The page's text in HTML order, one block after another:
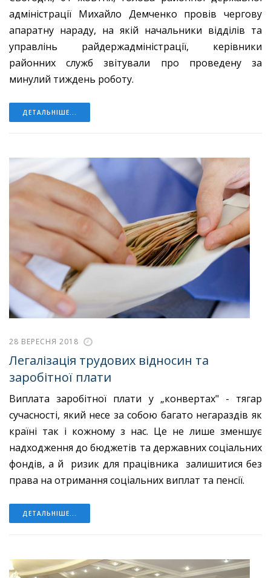
адміністрації Михайло Демченко провів чергову
апаратну нараду, на якій начальники відділів та
управлінь райдержадміністрації, керівники
районних служб звітували про проведену за
минулий тиждень роботу.
ДЕТАЛЬНІШЕ...
28 ВЕРЕСНЯ 2018
Легалізація трудових відносин та
заробітної плати
Виплата заробітної плати у „конвертах" - тягар
сучасності, який несе за собою багато негараздів як
країні так і кожному з нас. Це не лише зменшує
надходження до бюджетів та державних соціальних
фондів, а й ризик для працівника залишитися без
права на отримання соціальних виплат та пенсії.
ДЕТАЛЬНІШЕ...